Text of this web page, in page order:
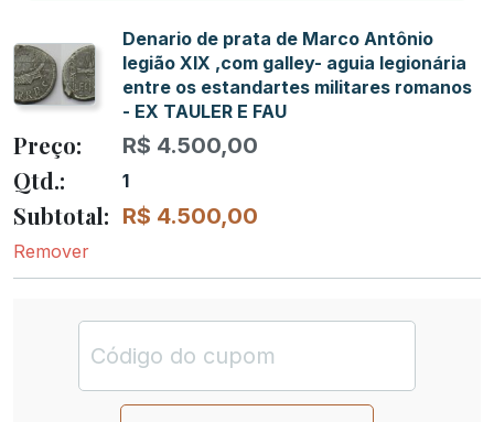
Denario de prata de Marco Antônio
legião XIX ,com galley- aguia legionária
entre os estandartes militares romanos
- EX TAULER E FAU
R$ 4.500,00
1
R$ 4.500,00
Remover